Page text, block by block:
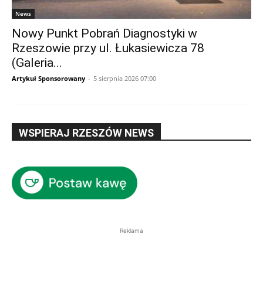
News
Nowy Punkt Pobrań Diagnostyki w
Rzeszowie przy ul. Łukasiewicza 78
(Galeria...
Artykuł Sponsorowany - 5 sierpnia 2026 07:00
WSPIERAJ RZESZÓW NEWS
Reklama